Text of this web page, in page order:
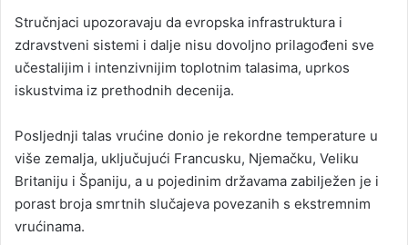
Stručnjaci upozoravaju da evropska infrastruktura i
zdravstveni sistemi i dalje nisu dovoljno prilagođeni sve
učestalijim i intenzivnijim toplotnim talasima, uprkos
iskustvima iz prethodnih decenija.
Posljednji talas vrućine donio je rekordne temperature u
više zemalja, uključujući Francusku, Njemačku, Veliku
Britaniju i Španiju, a u pojedinim državama zabilježen je i
porast broja smrtnih slučajeva povezanih s ekstremnim
vrućinama.